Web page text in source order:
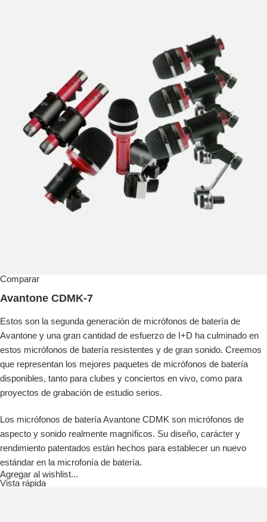
Comparar
Avantone CDMK-7
Estos son la segunda generación de micrófonos de batería de
Avantone y una gran cantidad de esfuerzo de I+D ha culminado en
estos micrófonos de batería resistentes y de gran sonido. Creemos
que representan los mejores paquetes de micrófonos de batería
disponibles, tanto para clubes y conciertos en vivo, como para
proyectos de grabación de estudio serios.
Los micrófonos de batería Avantone CDMK son micrófonos de
aspecto y sonido realmente magníficos. Su diseño, carácter y
rendimiento patentados están hechos para establecer un nuevo
estándar en la microfonía de batería.
Agregar al wishlist...
Vista rápida